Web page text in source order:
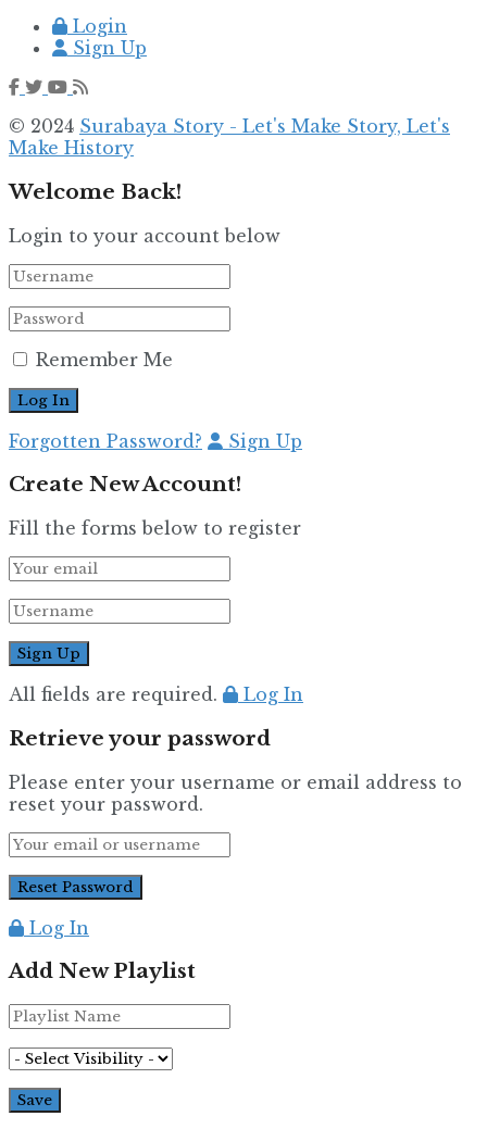
Login
Sign Up
© 2024 Surabaya Story - Let's Make Story, Let's
Make History
Welcome Back!
Login to your account below
Remember Me
Forgotten Password? Sign Up
Create New Account!
Fill the forms below to register
All fields are required. Log In
Retrieve your password
Please enter your username or email address to
reset your password.
Log In
Add New Playlist